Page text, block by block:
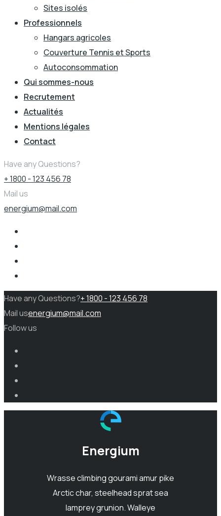
Sites isolés
Professionnels
Hangars agricoles
Couverture Tennis et Sports
Autoconsommation
Qui sommes-nous
Recrutement
Actualités
Mentions légales
Contact
Have any Questions?
+ 1800 - 123 456 78
Mail us
energium@mail.com
Have any Questions?+ 1800 - 123 456 78
Mail usenergium@mail.com
Follow us
Energium
Wrasse climbing gourami amur pike
Arctic char, steelhead sprat sea
lamprey grunion. Walleye